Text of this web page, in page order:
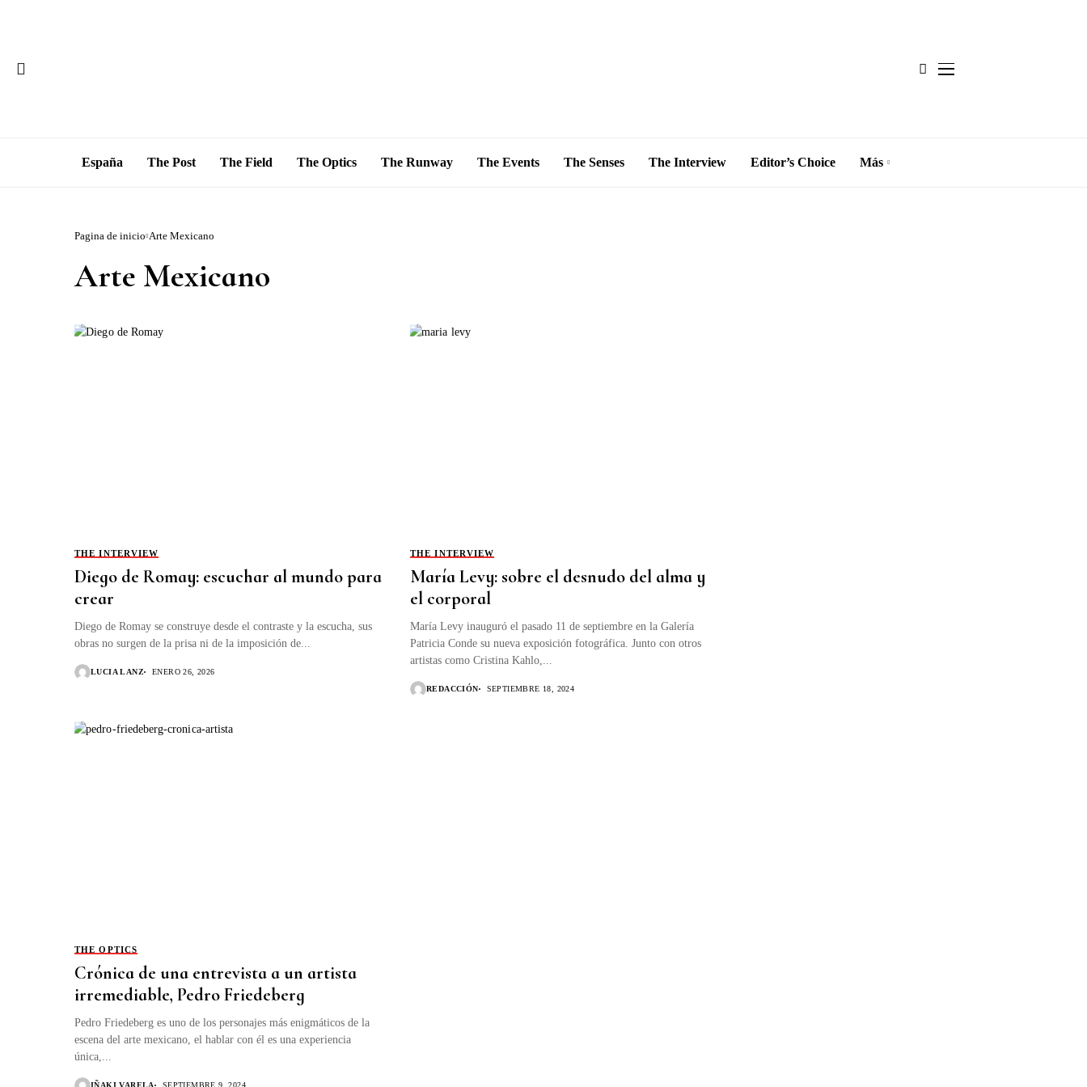
España The Post The Field The Optics The Runway The Events The Senses The Interview Editor’s Choice Más
Pagina de inicio Arte Mexicano
Arte Mexicano
THE INTERVIEW
Diego de Romay: escuchar al mundo para
crear
Diego de Romay se construye desde el contraste y la escucha, sus
obras no surgen de la prisa ni de la imposición de...
LUCIA LANZ ENERO 26, 2026
THE INTERVIEW
María Levy: sobre el desnudo del alma y
el corporal
María Levy inauguró el pasado 11 de septiembre en la Galería
Patricia Conde su nueva exposición fotográfica. Junto con otros
artistas como Cristina Kahlo,...
REDACCIÓN SEPTIEMBRE 18, 2024
THE OPTICS
Crónica de una entrevista a un artista
irremediable, Pedro Friedeberg
Pedro Friedeberg es uno de los personajes más enigmáticos de la
escena del arte mexicano, el hablar con él es una experiencia
única,...